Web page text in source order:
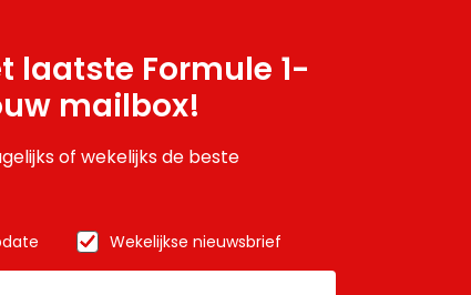
laatste Formule 1-
mailbox!
of wekelijks de beste
Wekelijkse nieuwsbrief